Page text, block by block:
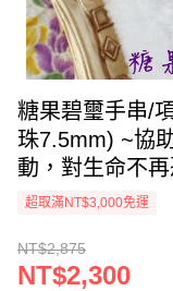
糖果碧璽手串/
珠7.5mm) ~協
動，對生命不再
超取滿NT$3,000免運
NT$2,875
NT$2,300